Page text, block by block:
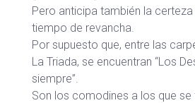
Pero anticipa también la
tiempo de revancha.
Por supuesto que, entre las
La Triada, se encuentran “Los
siempre”.
Son los comodines a los que